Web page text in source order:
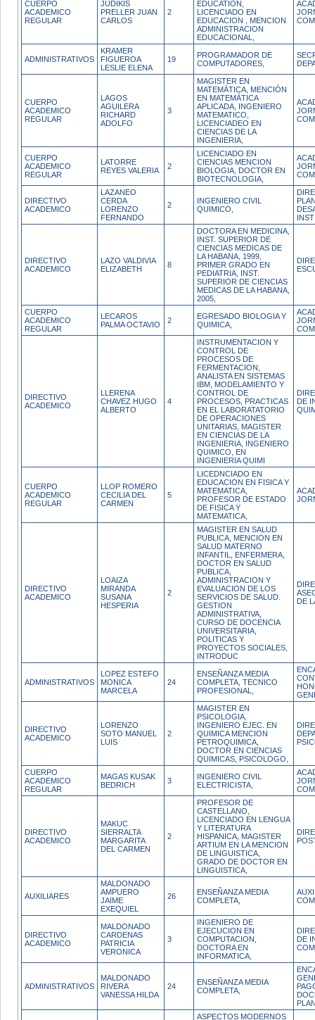
CUERPO
ACADEMICO
REGULAR
JUDIKIS
PRELLER JUAN
CARLOS
2
EDUCATION,
LICENCIADO EN
EDUCACION , MENCION
ADMINISTRACION
EDUCACIONAL,
ADMINISTRATIVOS
KRAMER
FIGUEROA
LESLIE ELENA
19
PROGRAMADOR DE
COMPUTADORES,
CUERPO
ACADEMICO
REGULAR
LAGOS
AGUILERA
RICHARD
ADOLFO
3
MAGISTER EN
MATEMÁTICA, MENCIÓN
EN MATEMÁTICA
APLICADA, INGENIERO
MATEMATICO,
LICENCIADEO EN
CIENCIAS DE LA
INGENIERIA,
CUERPO
ACADEMICO
REGULAR
LATORRE
REYES VALERIA
2
LICENCIADO EN
CIENCIAS MENCION
BIOLOGIA, DOCTOR EN
BIOTECNOLOGIA,
DIRECTIVO
ACADEMICO
LAZANEO
CERDA
LORENZO
FERNANDO
2
INGENIERO CIVIL
QUIMICO,
DIRECTIVO
ACADEMICO
LAZO VALDIVIA
ELIZABETH
8
DOCTORA EN MEDICINA,
INST. SUPERIOR DE
CIENCIAS MEDICAS DE
LA HABANA, 1999,
PRIMER GRADO EN
PEDIATRIA, INST.
SUPERIOR DE CIENCIAS
MEDICAS DE LA HABANA,
2005,
CUERPO
ACADEMICO
REGULAR
LECAROS
PALMA OCTAVIO
2
EGRESADO BIOLOGIA Y
QUIMICA,
DIRECTIVO
ACADEMICO
LLERENA
CHAVEZ HUGO
ALBERTO
4
INSTRUMENTACION Y
CONTROL DE
PROCESOS DE
FERMENTACION,
ANALISTA EN SISTEMAS
IBM, MODELAMIENTO Y
CONTROL DE
PROCESOS, PRACTICAS
EN EL LABORATATORIO
DE OPERACIONES
UNITARIAS, MAGISTER
EN CIENCIAS DE LA
INGENIERIA, INGENIERO
QUIMICO, EN
INGENIERIA QUIMI
DE
CUERPO
ACADEMICO
REGULAR
LLOP ROMERO
CECILIA DEL
CARMEN
5
LICEDNCIADO EN
EDUCACION EN FISICA Y
MATEMATICA,
PROFESOR DE ESTADO
DE FISICA Y
MATEMATICA,
DIRECTIVO
ACADEMICO
LOAIZA
MIRANDA
SUSANA
HESPERIA
2
MAGISTER EN SALUD
PUBLICA, MENCION EN
SALUD MATERNO
INFANTIL, ENFERMERA,
DOCTOR EN SALUD
PUBLICA,
ADMINISTRACION Y
EVALUACION DE LOS
SERVICIOS DE SALUD.
GESTION
ADMINISTRATIVA,
CURSO DE DOCENCIA
UNIVERSITARIA,
POLITICAS Y
PROYECTOS SOCIALES,
INTRODUC
DE
ADMINISTRATIVOS
LOPEZ ESTEFO
MONICA
MARCELA
24
ENSEÑANZA MEDIA
COMPLETA, TECNICO
PROFESIONAL,
DIRECTIVO
ACADEMICO
LORENZO
SOTO MANUEL
LUIS
2
MAGISTER EN
PSICOLOGIA,
INGENIERO EJEC. EN
QUIMICA MENCION
PETROQUIMICA,
DOCTOR EN CIENCIAS
QUIMICAS, PSICOLOGO,
CUERPO
ACADEMICO
REGULAR
MAGAS KUSAK
BEDRICH
3
INGENIERO CIVIL
ELECTRICISTA,
DIRECTIVO
ACADEMICO
MAKUC
SIERRALTA
MARGARITA
DEL CARMEN
2
PROFESOR DE
CASTELLANO,
LICENCIADO EN LENGUA
Y LITERATURA
HISPANICA, MAGISTER
ARTIUM EN LA MENCION
DE LINGUISTICA,
GRADO DE DOCTOR EN
LINGUISTICA,
AUXILIARES
MALDONADO
AMPUERO
JAIME
EXEQUIEL
26
ENSEÑANZA MEDIA
COMPLETA,
DIRECTIVO
ACADEMICO
MALDONADO
CARDENAS
PATRICIA
VERONICA
3
INGENIERO DE
EJECUCION EN
COMPUTACION,
DOCTORA EN
INFORMATICA,
DE
ADMINISTRATIVOS
MALDONADO
RIVERA
VANESSA HILDA
24
ENSEÑANZA MEDIA
COMPLETA,
ASPECTOS MODERNOS